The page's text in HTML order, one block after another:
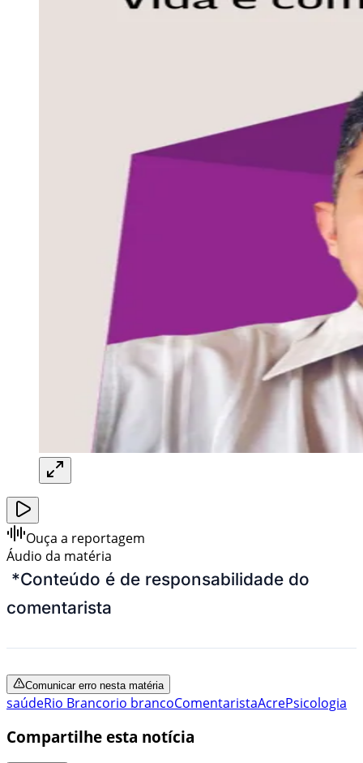
Ouça a reportagem
Áudio da matéria
*Conteúdo é de responsabilidade do
comentarista
Comunicar erro nesta matéria
saúdeRio Brancorio brancoComentaristaAcrePsicologia
Compartilhe esta notícia